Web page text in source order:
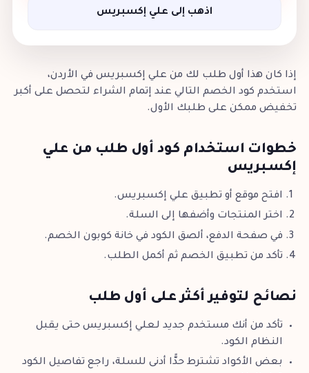
اذهب إلى علي إكسبريس
إذا كان هذا أول طلب لك من علي إكسبريس في الأردن،
استخدم كود الخصم التالي عند إتمام الشراء لتحصل على أكبر
تخفيض ممكن على طلبك الأول.
خطوات استخدام كود أول طلب من علي
إكسبريس
افتح موقع أو تطبيق علي إكسبريس.
اختر المنتجات وأضفها إلى السلة.
في صفحة الدفع، ألصق الكود في خانة كوبون الخصم.
تأكد من تطبيق الخصم ثم أكمل الطلب.
نصائح لتوفير أكثر على أول طلب
تأكد من أنك مستخدم جديد لـعلي إكسبريس حتى يقبل
النظام الكود.
بعض الأكواد تشترط حدًّا أدنى للسلة، راجع تفاصيل الكود